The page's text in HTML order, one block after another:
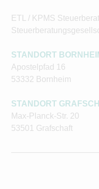
ETL / KPMS
STANDORT
Apostelpfad 16
53332 Bornheim
STANDORT
Max-Planck-Str. 20
53501 Grafschaft